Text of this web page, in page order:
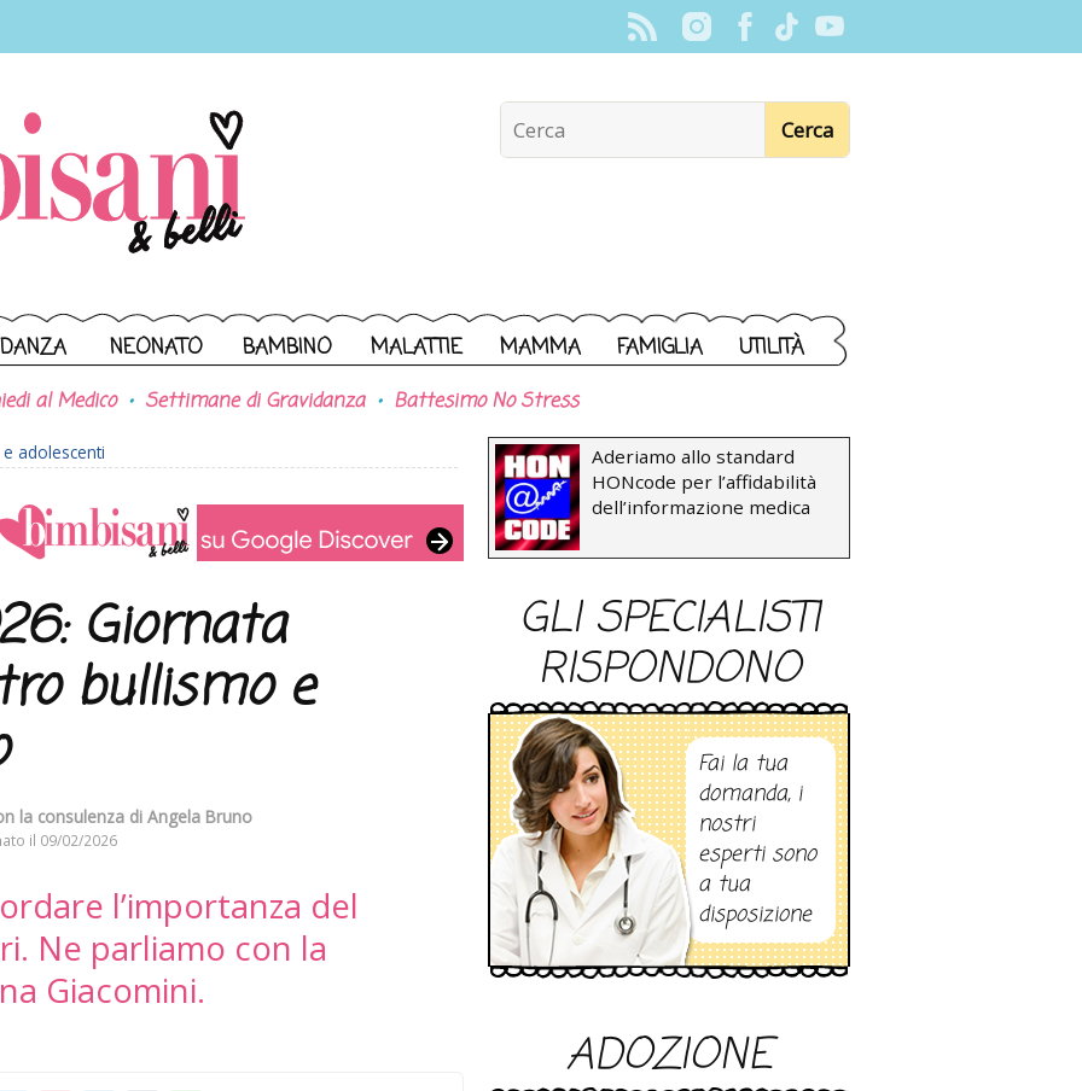
NEONATO BAMBINO MALATTIE MAMMA FAMIGLIA UTILITÀ
al Medico Settimane di Gravidanza Battesimo No Stress
adolescenti
Giornata
bullismo e
la consulenza di Angela Bruno
il 09/02/2026
l’importanza del
Ne parliamo con la
Giacomini.
Aderiamo allo standard
HONcode per l’affidabilità
dell’informazione medica
GLI SPECIALISTI
RISPONDONO
Fai la tua
domanda, i
nostri
esperti sono
a tua
disposizione
ADOZIONE